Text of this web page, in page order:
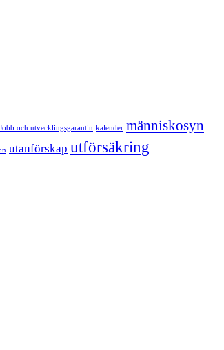
Jobb och utvecklingsgarantin kalender människosyn
utanförskap utförsäkring